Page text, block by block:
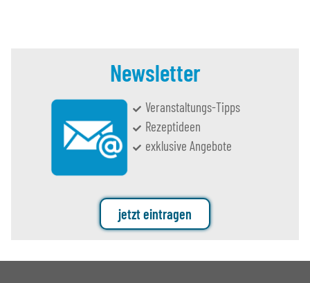
Newsletter
Veranstaltungs-Tipps
Rezeptideen
exklusive Angebote
jetzt eintragen